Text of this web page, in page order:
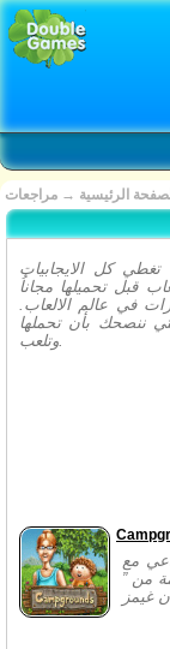
الرئيسية → مراجعات
كل الايجابيات
قبل تحميلها مجاناُ
في عالم الالعاب.
ننصحك بأن تحملها
وتلعب.
مع
من ”